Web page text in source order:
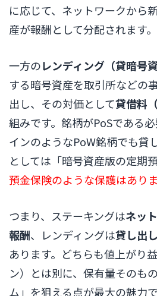
に応じて、ネットワークから
産が報酬として分配されます。
一方のレンディング（貸暗号資
する暗号資産を取引所などの
出し、その対価として貸借料
組みです。銘柄がPoSである
インのようなPoW銘柄でも貸
としては「暗号資産版の定期
預金保険のような保護はあり
つまり、ステーキングはネッ
報酬、レンディングは貸し出
あります。どちらも値上がり
ン）とは別に、保有量そのも
ム」を狙える点が最大の魅力